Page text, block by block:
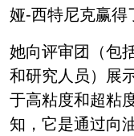
娅-西特尼克赢得
她向评审团（包
和研究人员）展
于高粘度和超粘
知，它是通过向